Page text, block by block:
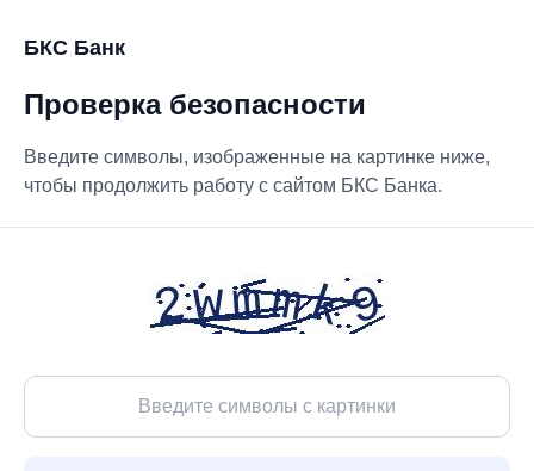
БКС Банк
Проверка безопасности
Введите символы, изображенные на картинке ниже,
чтобы продолжить работу с сайтом БКС Банка.